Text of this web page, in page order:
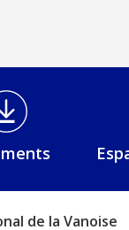
Footer
de la Vanoise